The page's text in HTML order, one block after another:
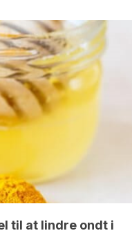
til at lindre ondt i